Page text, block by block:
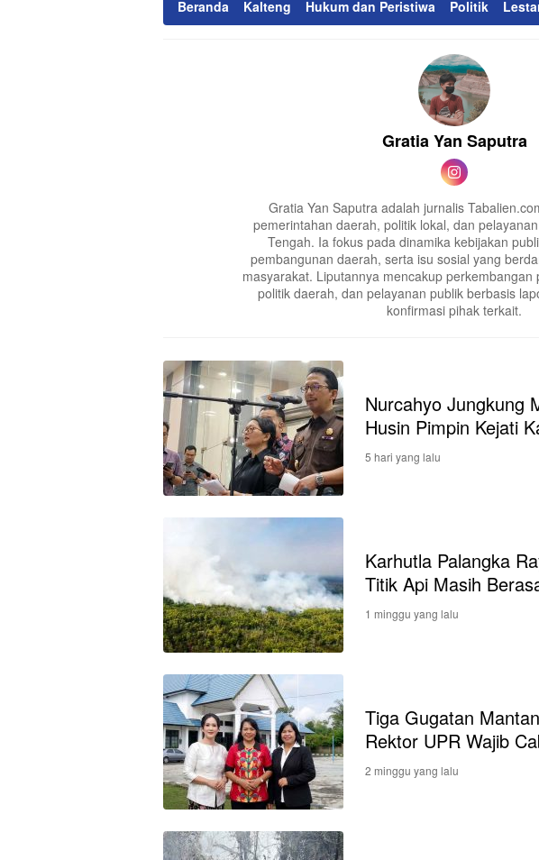
Beranda Kalteng Hukum dan Peristiwa Politik
Gratia Yan Saputra
Gratia Yan Saputra adalah jurnalis
pemerintahan daerah, politik lokal, dan
Tengah. Ia fokus pada dinamika kebijakan
pembangunan daerah, serta isu sosial yang
masyarakat. Liputannya mencakup
politik daerah, dan pelayanan publik berbasis
konfirmasi pihak terkait.
Nurcahyo Jungkung
Husin Pimpin Kejati
5 hari yang lalu
Karhutla Palangka
Titik Api Masih
1 minggu yang lalu
Tiga Gugatan
Rektor UPR Wajib
2 minggu yang lalu